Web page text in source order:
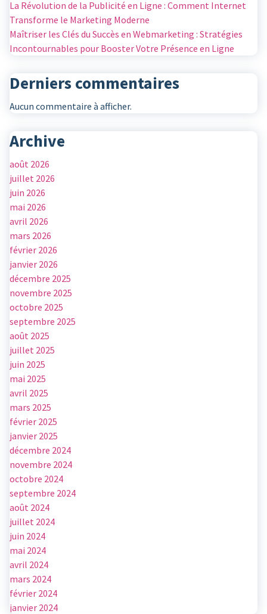
La Révolution de la Publicité en Ligne : Comment Internet
Transforme le Marketing Moderne
Maîtriser les Clés du Succès en Webmarketing : Stratégies
Incontournables pour Booster Votre Présence en Ligne
Derniers commentaires
Aucun commentaire à afficher.
Archive
août 2026
juillet 2026
juin 2026
mai 2026
avril 2026
mars 2026
février 2026
janvier 2026
décembre 2025
novembre 2025
octobre 2025
septembre 2025
août 2025
juillet 2025
juin 2025
mai 2025
avril 2025
mars 2025
février 2025
janvier 2025
décembre 2024
novembre 2024
octobre 2024
septembre 2024
août 2024
juillet 2024
juin 2024
mai 2024
avril 2024
mars 2024
février 2024
janvier 2024